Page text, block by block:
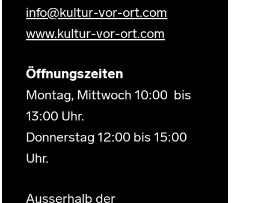
info@kultur-vor-ort.com
www.kultur-vor-ort.com
Öffnungszeiten
Montag, Mittwoch 10:00 bis
13:00 Uhr.
Donnerstag 12:00 bis 15:00
Uhr.
Ausserhalb der